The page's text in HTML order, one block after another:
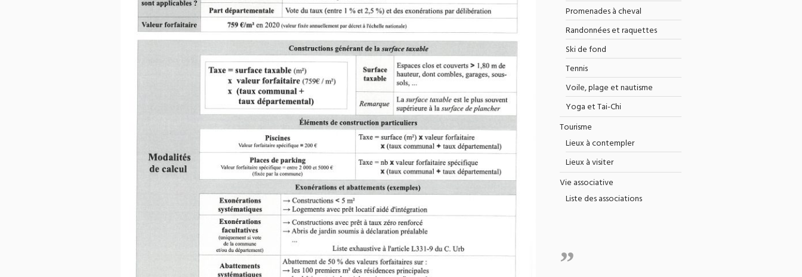
Promenades à cheval
Randonnées et raquettes
Ski de fond
Tennis
Voile, plage et nautisme
Yoga et Tai-Chi
Tourisme
Lieux à contempler
Lieux à visiter
Vie associative
Liste des associations